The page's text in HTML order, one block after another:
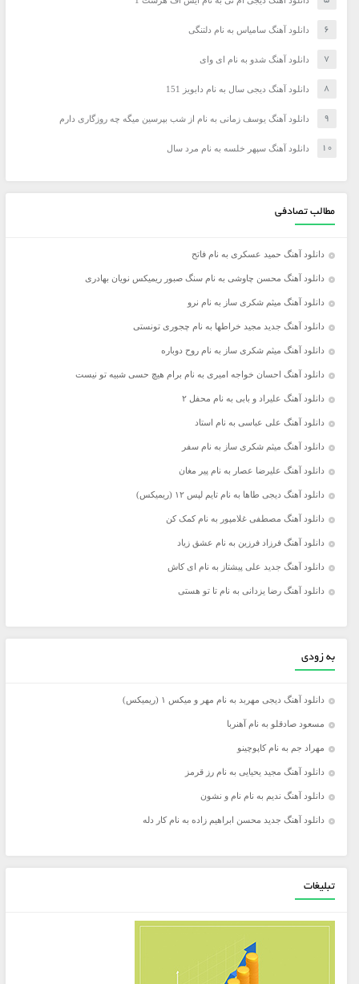
دانلود آهنگ سامیاس به نام دلتنگی
دانلود آهنگ شدو به نام ای وای
دانلود آهنگ دیجی سال به نام دابویز 151
دانلود آهنگ یوسف زمانی به نام از شب بپرسین میگه چه روزگاری دارم
دانلود آهنگ سپهر خلسه به نام مرد سال
مطالب تصادفی
دانلود آهنگ حمید عسکری به نام فاتح
دانلود آهنگ محسن چاوشی به نام سنگ صبور ریمیکس نویان بهادری
دانلود آهنگ میثم شکری ساز به نام نرو
دانلود آهنگ جدید مجید خراطها به نام چجوری تونستی
دانلود آهنگ میثم شکری ساز به نام روح دوباره
دانلود آهنگ احسان خواجه امیری به نام برام هیچ حسی شبیه تو نیست
دانلود آهنگ علیراد و بابی به نام محفل ۲
دانلود آهنگ علی عباسی به نام استاد
دانلود آهنگ میثم شکری ساز به نام سفر
دانلود آهنگ علیرضا عصار به نام پیر مغان
دانلود آهنگ دیجی طاها به نام تایم لپس ۱۲ (ریمیکس)
دانلود آهنگ مصطفی غلامپور به نام کمک کن
دانلود آهنگ فرزاد فرزین به نام عشق زیاد
دانلود آهنگ جدید علی پیشتاز به نام ای کاش
دانلود آهنگ رضا یزدانی به نام تا تو هستی
به زودی
دانلود آهنگ دیجی مهربد به نام مهر و میکس ۱ (ریمیکس)
مسعود صادقلو به نام آهنربا
مهراد جم به نام کاپوچینو
دانلود آهنگ مجید یحیایی به نام رز قرمز
دانلود آهنگ ندیم به نام نام و نشون
دانلود آهنگ جدید محسن ابراهیم زاده به نام کار دله
تبلیغات